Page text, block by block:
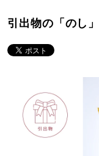
引出物の「のし